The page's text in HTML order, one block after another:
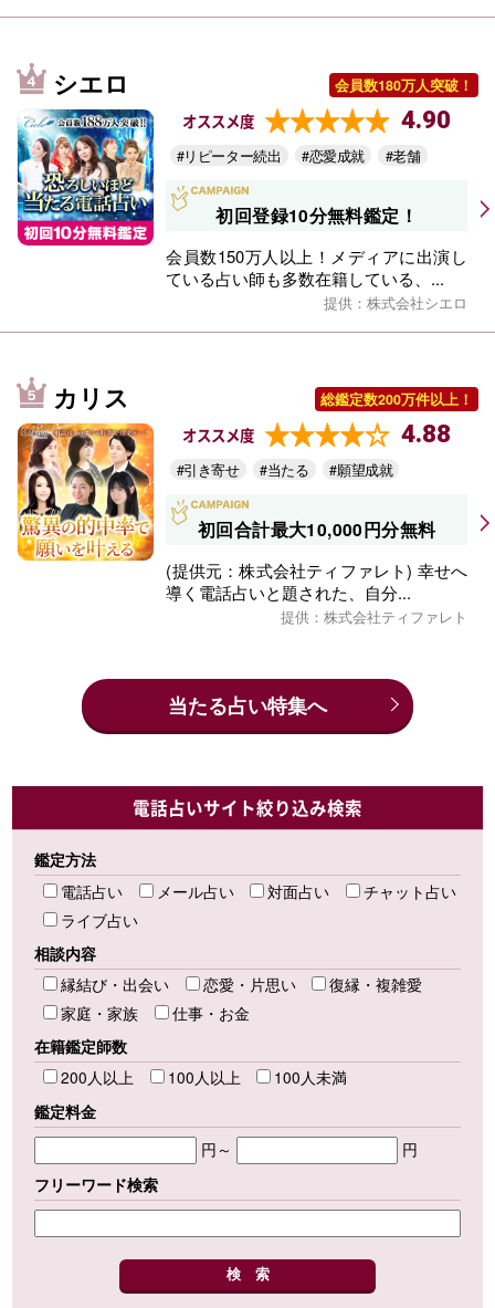
シエロ 会員数180万人突破！
オススメ度 4.90
#リピーター続出 #恋愛成就 #老舗
初回登録10分無料鑑定！
会員数150万人以上！メディアに出演し
ている占い師も多数在籍している、...
提供：株式会社シエロ
カリス 総鑑定数200万件以上！
オススメ度 4.88
#引き寄せ #当たる #願望成就
初回合計最大10,000円分無料
(提供元：株式会社ティファレト) 幸せへ
導く電話占いと題された、自分...
提供：株式会社ティファレト
当たる占い特集へ
電話占いサイト絞り込み検索
鑑定方法
電話占い
メール占い 対面占い
チャット占い
ライブ占い
相談内容
縁結び・出会い
恋愛・片思い
復縁・複雑愛
家庭・家族
仕事・お金
在籍鑑定師数
200人以上
100人以上
100人未満
鑑定料金
円～
円
フリーワード検索